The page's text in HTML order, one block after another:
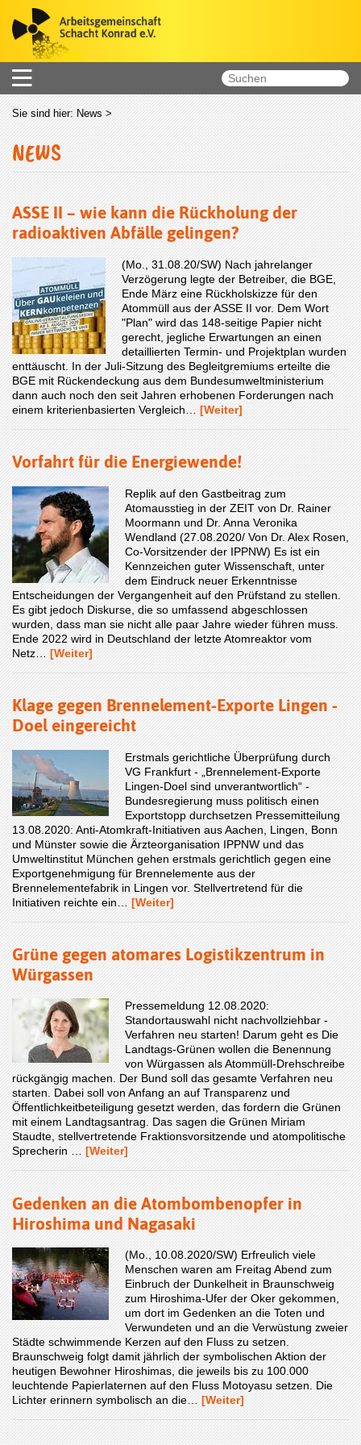
Sie sind hier: News >
NEWS
ASSE II – wie kann die Rückholung der
radioaktiven Abfälle gelingen?
(Mo., 31.08.20/SW) Nach jahrelanger
Verzögerung legte der Betreiber, die BGE,
Ende März eine Rückholskizze für den
Atommüll aus der ASSE II vor. Dem Wort
"Plan" wird das 148-seitige Papier nicht
gerecht, jegliche Erwartungen an einen
detaillierten Termin- und Projektplan wurden
enttäuscht. In der Juli-Sitzung des Begleitgremiums erteilte die
BGE mit Rückendeckung aus dem Bundesumweltministerium
dann auch noch den seit Jahren erhobenen Forderungen nach
einem kriterienbasierten Vergleich… [Weiter]
Vorfahrt für die Energiewende!
Replik auf den Gastbeitrag zum
Atomausstieg in der ZEIT von Dr. Rainer
Moormann und Dr. Anna Veronika
Wendland (27.08.2020/ Von Dr. Alex Rosen,
Co-Vorsitzender der IPPNW) Es ist ein
Kennzeichen guter Wissenschaft, unter
dem Eindruck neuer Erkenntnisse
Entscheidungen der Vergangenheit auf den Prüfstand zu stellen.
Es gibt jedoch Diskurse, die so umfassend abgeschlossen
wurden, dass man sie nicht alle paar Jahre wieder führen muss.
Ende 2022 wird in Deutschland der letzte Atomreaktor vom
Netz… [Weiter]
Klage gegen Brennelement-Exporte Lingen -
Doel eingereicht
Erstmals gerichtliche Überprüfung durch
VG Frankfurt - „Brennelement-Exporte
Lingen-Doel sind unverantwortlich“ -
Bundesregierung muss politisch einen
Exportstopp durchsetzen Pressemitteilung
13.08.2020: Anti-Atomkraft-Initiativen aus Aachen, Lingen, Bonn
und Münster sowie die Ärzteorganisation IPPNW und das
Umweltinstitut München gehen erstmals gerichtlich gegen eine
Exportgenehmigung für Brennelemente aus der
Brennelementefabrik in Lingen vor. Stellvertretend für die
Initiativen reichte ein… [Weiter]
Grüne gegen atomares Logistikzentrum in
Würgassen
Pressemeldung 12.08.2020:
Standortauswahl nicht nachvollziehbar -
Verfahren neu starten! Darum geht es Die
Landtags-Grünen wollen die Benennung
von Würgassen als Atommüll-Drehschreibe
rückgängig machen. Der Bund soll das gesamte Verfahren neu
starten. Dabei soll von Anfang an auf Transparenz und
Öffentlichkeitbeteiligung gesetzt werden, das fordern die Grünen
mit einem Landtagsantrag. Das sagen die Grünen Miriam
Staudte, stellvertretende Fraktionsvorsitzende und atompolitische
Sprecherin … [Weiter]
Gedenken an die Atombombenopfer in
Hiroshima und Nagasaki
(Mo., 10.08.2020/SW) Erfreulich viele
Menschen waren am Freitag Abend zum
Einbruch der Dunkelheit in Braunschweig
zum Hiroshima-Ufer der Oker gekommen,
um dort im Gedenken an die Toten und
Verwundeten und an die Verwüstung zweier
Städte schwimmende Kerzen auf den Fluss zu setzen.
Braunschweig folgt damit jährlich der symbolischen Aktion der
heutigen Bewohner Hiroshimas, die jeweils bis zu 100.000
leuchtende Papierlaternen auf den Fluss Motoyasu setzen. Die
Lichter erinnern symbolisch an die… [Weiter]